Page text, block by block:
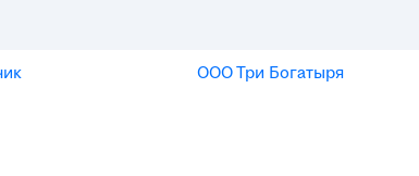
ООО Три Богатыря